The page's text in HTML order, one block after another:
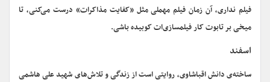
فیلم نداری، آن زمان فیلم مهملی مثل «کفایت مذاکرات» درست می‌کنی، تا
میخی بر تابوت کار فیلمسازی‌ات کوبیده باشی.
اسفند
ساخته‌ی دانش اقباشاوی، روایتی است از زندگی و تلاش‌های شهید علی هاشمی